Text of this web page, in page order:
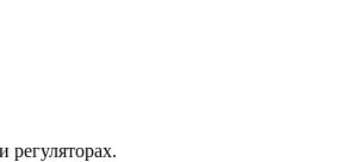
регуляторах.